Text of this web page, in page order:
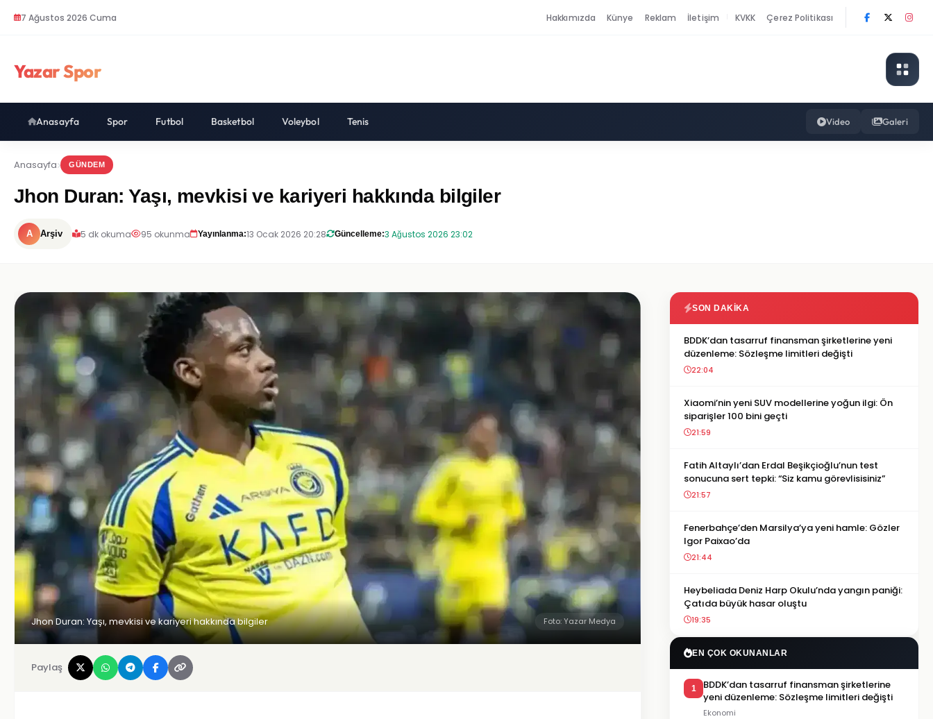
7 Ağustos 2026 Cuma Hakkımızda Künye Reklam İletişim KVKK Çerez Politikası
Yazar Spor
Anasayfa Spor Futbol Basketbol Voleybol Tenis Video Galeri
Anasayfa GÜNDEM
Jhon Duran: Yaşı, mevkisi ve kariyeri hakkında bilgiler
A Arşiv 5 dk okuma 95 okunma Yayınlanma:13 Ocak 2026 20:28 Güncelleme:3 Ağustos 2026 23:02
Jhon Duran: Yaşı, mevkisi ve kariyeri hakkında bilgiler Foto: Yazar Medya
Paylaş
SON DAKIKA
BDDK’dan tasarruf finansman şirketlerine yeni
düzenleme: Sözleşme limitleri değişti
22:04
Xiaomi’nin yeni SUV modellerine yoğun ilgi: Ön
siparişler 100 bini geçti
21:59
Fatih Altaylı’dan Erdal Beşikçioğlu’nun test
sonucuna sert tepki: “Siz kamu görevlisisiniz”
21:57
Fenerbahçe’den Marsilya’ya yeni hamle: Gözler
Igor Paixao’da
21:44
Heybeliada Deniz Harp Okulu’nda yangın paniği:
Çatıda büyük hasar oluştu
19:35
EN ÇOK OKUNANLAR
1
BDDK’dan tasarruf finansman şirketlerine
yeni düzenleme: Sözleşme limitleri değişti
Ekonomi